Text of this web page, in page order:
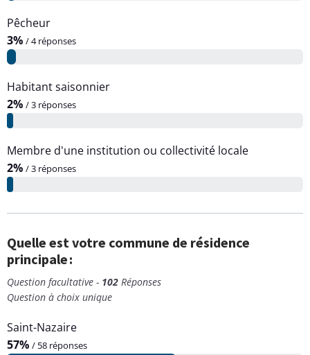
Pêcheur
3% / 4 réponses
Habitant saisonnier
2% / 3 réponses
Membre d'une institution ou collectivité locale
2% / 3 réponses
Quelle est votre commune de résidence
principale :
Question facultative - 102 Réponses
Question à choix unique
Saint-Nazaire
57% / 58 réponses